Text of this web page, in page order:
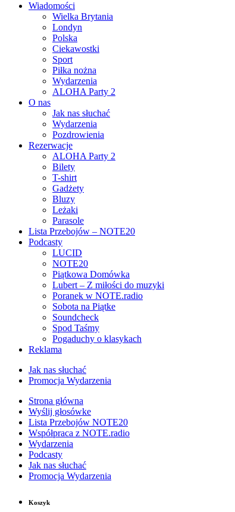
Wiadomości
Wielka Brytania
Londyn
Polska
Ciekawostki
Sport
Piłka nożna
Wydarzenia
ALOHA Party 2
O nas
Jak nas słuchać
Wydarzenia
Pozdrowienia
Rezerwacje
ALOHA Party 2
Bilety
T-shirt
Gadżety
Bluzy
Leżaki
Parasole
Lista Przebojów – NOTE20
Podcasty
LUCID
NOTE20
Piątkowa Domówka
Lubert – Z miłości do muzyki
Poranek w NOTE.radio
Sobota na Piątke
Soundcheck
Spod Taśmy
Pogaduchy o klasykach
Reklama
Jak nas słuchać
Promocja Wydarzenia
Strona główna
Wyślij głosówke
Lista Przebojów NOTE20
Współpraca z NOTE.radio
Wydarzenia
Podcasty
Jak nas słuchać
Promocja Wydarzenia
Koszyk